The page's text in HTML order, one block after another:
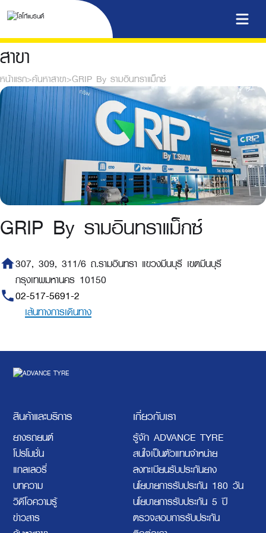
สาขา
หน้าแรก>ค้นหาสาขา>GRIP By รามอินทราแม็กซ์
GRIP By รามอินทราแม็กซ์
home307, 309, 311/6 ถ.รามอินทรา แขวงมีนบุรี เขตมีนบุรี
กรุงเทพมหานคร 10150
phone02-517-5691-2
เส้นทางการเดินทาง
สินค้าและบริการ
ยางรถยนต์
โปรโมชั่น
แกลเลอรี่
บทความ
วิดีโอความรู้
ข่าวสาร
เกี่ยวกับเรา
รู้จัก ADVANCE TYRE
สนใจเป็นตัวแทนจำหน่าย
ลงทะเบียนรับประกันยาง
นโยบายการรับประกัน 180 วัน
นโยบายการรับประกัน 5 ปี
ตรวจสอบการรับประกัน